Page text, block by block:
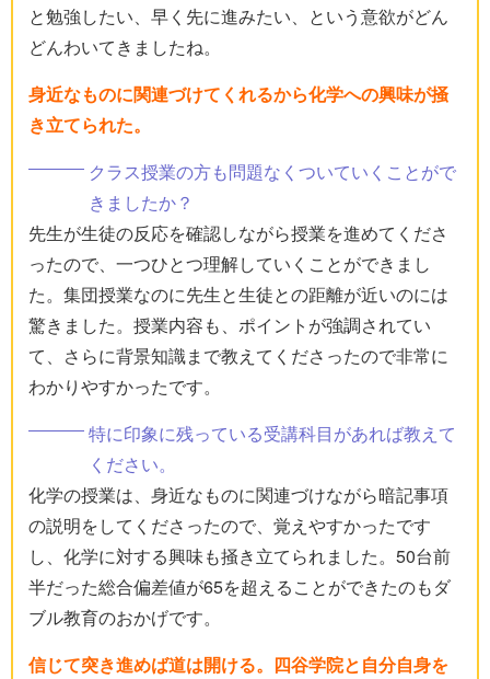
と勉強したい、早く先に進みたい、という意欲がどん
どんわいてきましたね。
身近なものに関連づけてくれるから化学への興味が掻
き立てられた。
クラス授業の方も問題なくついていくことがで
きましたか？
先生が生徒の反応を確認しながら授業を進めてくださ
ったので、一つひとつ理解していくことができまし
た。集団授業なのに先生と生徒との距離が近いのには
驚きました。授業内容も、ポイントが強調されてい
て、さらに背景知識まで教えてくださったので非常に
わかりやすかったです。
特に印象に残っている受講科目があれば教えて
ください。
化学の授業は、身近なものに関連づけながら暗記事項
の説明をしてくださったので、覚えやすかったです
し、化学に対する興味も掻き立てられました。50台前
半だった総合偏差値が65を超えることができたのもダ
ブル教育のおかげです。
信じて突き進めば道は開ける。四谷学院と自分自身を